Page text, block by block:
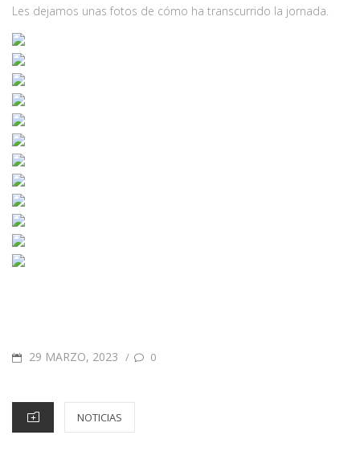
Les dejamos unas fotos de cómo ha transcurrido la jornada.
29 MARZO, 2023 / 0
NOTICIAS